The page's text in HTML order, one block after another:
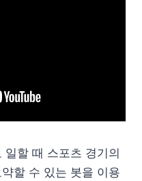
일할 때 스포츠 경기의
할 수 있는 봇을 이용